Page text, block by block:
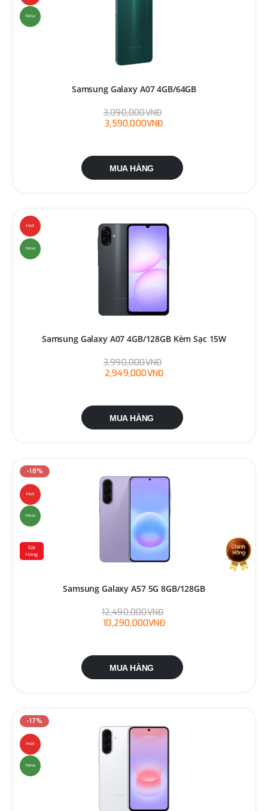
New
Samsung Galaxy A07 4GB/64GB
3,090,000VNĐ
3,590,000VNĐ
MUA HÀNG
Hot
New
Samsung Galaxy A07 4GB/128GB Kèm Sạc 15W
3,990,000VNĐ
2,949,000VNĐ
MUA HÀNG
-18%
Hot
New
Đặt
Hàng
Samsung Galaxy A57 5G 8GB/128GB
12,490,000VNĐ
10,290,000VNĐ
MUA HÀNG
-17%
Hot
New